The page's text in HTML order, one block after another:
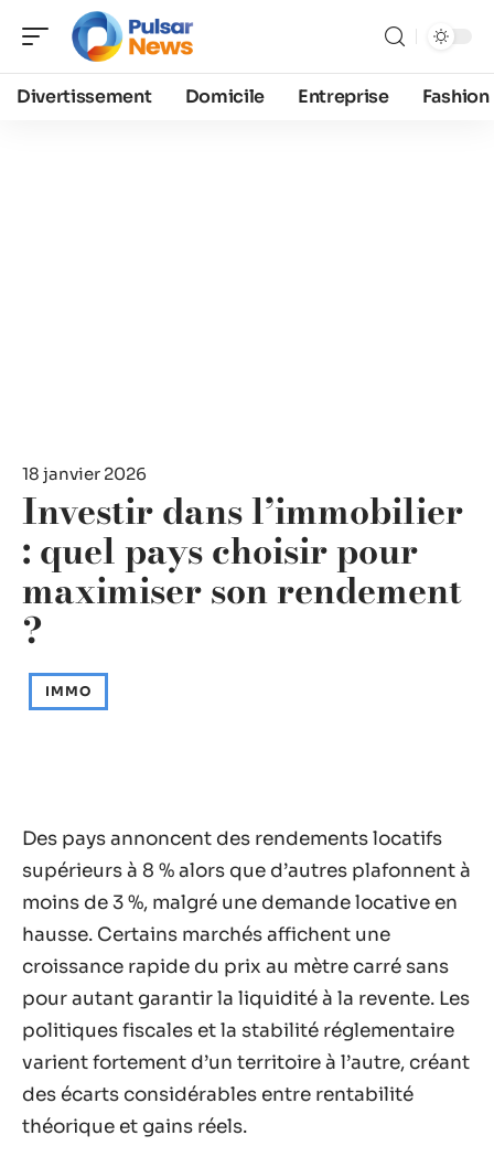
Divertissement Domicile Entreprise Fashion
18 janvier 2026
Investir dans l’immobilier
: quel pays choisir pour
maximiser son rendement
?
IMMO
Des pays annoncent des rendements locatifs
supérieurs à 8 % alors que d’autres plafonnent à
moins de 3 %, malgré une demande locative en
hausse. Certains marchés affichent une
croissance rapide du prix au mètre carré sans
pour autant garantir la liquidité à la revente. Les
politiques fiscales et la stabilité réglementaire
varient fortement d’un territoire à l’autre, créant
des écarts considérables entre rentabilité
théorique et gains réels.